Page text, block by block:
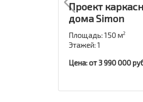
Проект
дома Simon
Площадь: 150 м2
Этажей: 1
Цена: от 3 990 000